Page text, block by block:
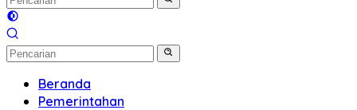
Beranda
Pemerintahan